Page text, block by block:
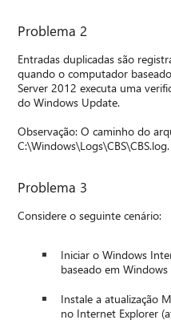
Problema 2
Entradas duplicadas são
quando o computador
Server 2012 executa uma
do Windows Update.
Observação: O caminho do
C:\Windows\Logs\CBS\CBS.log.
Problema 3
Considere o seguinte cenário:
Iniciar o Windows
baseado em
Instale a atualização
no Internet Explorer